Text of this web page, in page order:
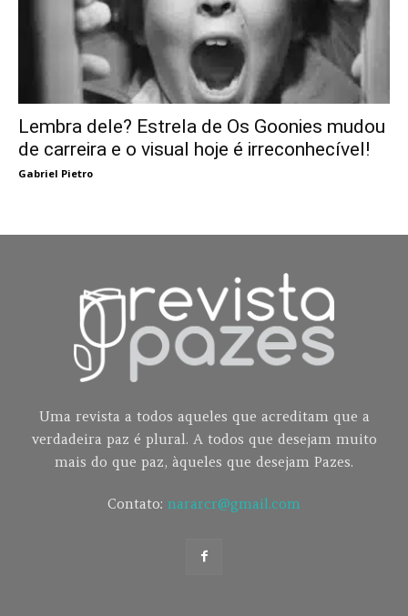
Lembra dele? Estrela de Os Goonies mudou
de carreira e o visual hoje é irreconhecível!
Gabriel Pietro
Uma revista a todos aqueles que acreditam que a
verdadeira paz é plural. A todos que desejam muito
mais do que paz, àqueles que desejam Pazes.
Contato: nararcr@gmail.com